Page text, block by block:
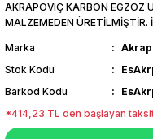
AKRAPOVIÇ KARBON EGZOZ
MALZEMEDEN ÜRETİLMİŞTİR.
Marka
Stok Kodu
Barkod Kodu
*414,23 TL den başlayan